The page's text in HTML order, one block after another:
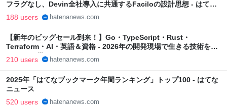
フラグなし、Devin全社導入に共通するFaciloの設計思想 - はてな
ニュース
188 users hatenanews.com
【新年のビッグセール到来！】Go・TypeScript・Rust・
Terraform・AI・英語＆資格 - 2026年の開発現場で生きる技術を
Udemyで学ぶ！ - はてなニュース
210 users hatenanews.com
2025年「はてなブックマーク年間ランキング」トップ100 - はてな
ニュース
520 users hatenanews.com